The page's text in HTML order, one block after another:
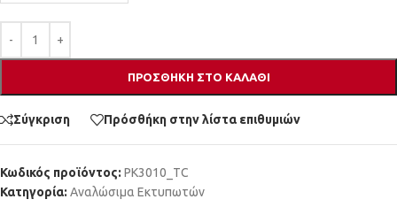
ΠΡΟΣΘΉΚΗ ΣΤΟ ΚΑΛΆΘΙ
Σύγκριση Πρόσθήκη στην λίστα επιθυμιών
Κωδικός προϊόντος: PK3010_TC
Κατηγορία: Αναλώσιμα Εκτυπωτών